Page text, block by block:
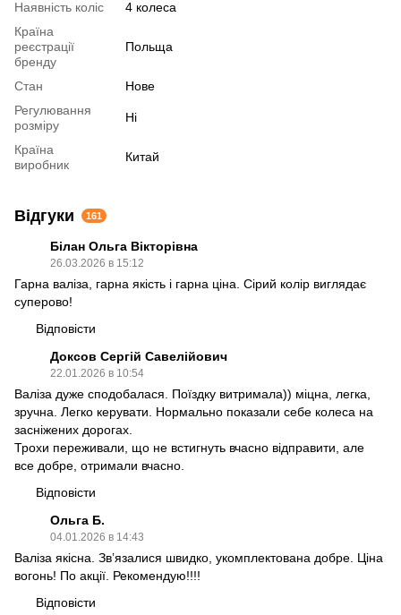
Наявність коліс
4 колеса
Країна
реєстрації
бренду
Польща
Стан
Нове
Регулювання
розміру
Ні
Країна
виробник
Китай
Відгуки 161
Білан Ольга Вікторівна
26.03.2026 в 15:12
Гарна валіза, гарна якість і гарна ціна. Сірий колір виглядає
суперово!
Відповісти
Доксов Сергій Савелійович
22.01.2026 в 10:54
Валіза дуже сподобалася. Поїздку витримала)) міцна, легка,
зручна. Легко керувати. Нормально показали себе колеса на
засніжених дорогах.
Трохи переживали, що не встигнуть вчасно відправити, але
все добре, отримали вчасно.
Відповісти
Ольга Б.
04.01.2026 в 14:43
Валіза якісна. Звʼязалися швидко, укомплектована добре. Ціна
вогонь! По акції. Рекомендую!!!!
Відповісти